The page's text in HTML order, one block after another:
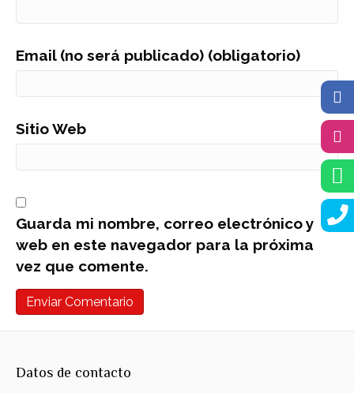
Email (no será publicado) (obligatorio)
Sitio Web
Guarda mi nombre, correo electrónico y
web en este navegador para la próxima
vez que comente.
Datos de contacto